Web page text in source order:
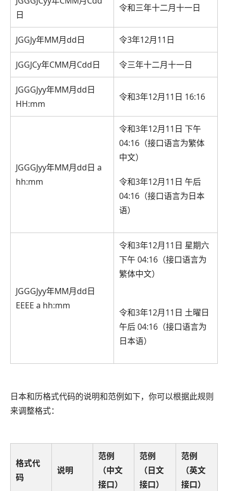
日
令和三年十二月十一日
JGGJy年MM月dd日 令3年12月11日
JGGJCy年CMM月Cdd日 令三年十二月十一日
JGGGJyy年MM月dd日
HH:mm
令和3年12月11日 16:16
JGGGJyy年MM月dd日 a
hh:mm
令和3年12月11日 下午
04:16（接口语言为繁体
中文）
令和3年12月11日 午后
04:16（接口语言为日本
语）
JGGGJyy年MM月dd日
EEEE a hh:mm
令和3年12月11日 星期六
下午 04:16（接口语言为
繁体中文）
令和3年12月11日 土曜日
午后 04:16（接口语言为
日本语）
日本和历格式代码的说明和范例如下，你可以根据此规则
来调整格式：
格式代
码
说明
范例
（中文
接口）
范例
（日文
接口）
范例
（英文
接口）